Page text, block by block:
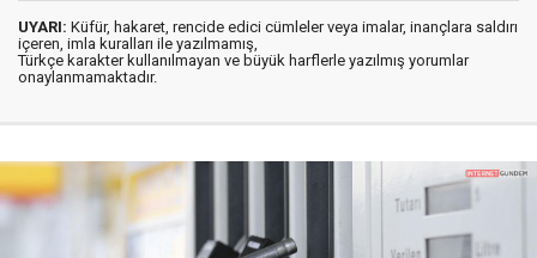
UYARI: Küfür, hakaret, rencide edici cümleler veya imalar, inançlara saldırı
içeren, imla kuralları ile yazılmamış,
Türkçe karakter kullanılmayan ve büyük harflerle yazılmış yorumlar
onaylanmamaktadır.